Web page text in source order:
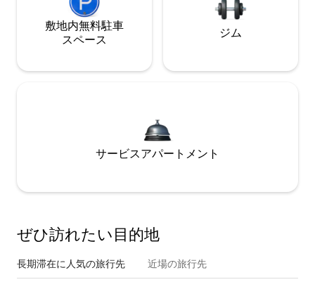
敷地内無料駐⁠車
ス⁠ペ⁠ー⁠ス
ジム
サービスアパートメント
ぜひ訪⁠れ⁠た⁠い目⁠的⁠地
長期滞在に人気の旅行先 近場の旅行先